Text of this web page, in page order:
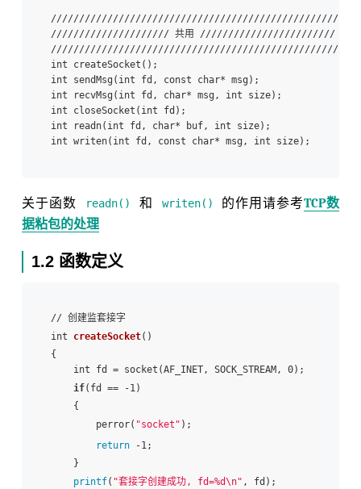
///////////////////////////////////////////////////
///////////////////// 共用 ////////////////////////
///////////////////////////////////////////////////
int createSocket();
int sendMsg(int fd, const char* msg);
int recvMsg(int fd, char* msg, int size);
int closeSocket(int fd);
int readn(int fd, char* buf, int size);
关于函数 readn() 和 writen() 的作用请参考TCP数
据粘包的处理
1.2 函数定义
// 创建监套接字
int createSocket()
{
int fd = socket(AF_INET, SOCK_STREAM, 0);
if(fd == -1)
{
perror( "socket" );
return -1;
}
printf( "套接字创建成功, fd=%d\n" , fd);